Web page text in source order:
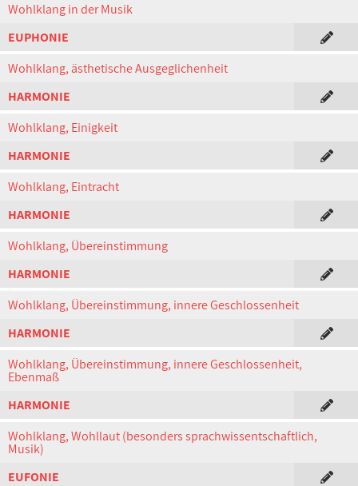
Wohlklang in der Musik
EUPHONIE
Wohlklang, ästhetische Ausgeglichenheit
HARMONIE
Wohlklang, Einigkeit
HARMONIE
Wohlklang, Eintracht
HARMONIE
Wohlklang, Übereinstimmung
HARMONIE
Wohlklang, Übereinstimmung, innere Geschlossenheit
HARMONIE
Wohlklang, Übereinstimmung, innere Geschlossenheit,
Ebenmaß
HARMONIE
Wohlklang, Wohllaut (besonders sprachwissentschaftlich,
Musik)
EUFONIE